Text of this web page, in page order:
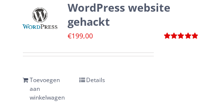
WordPress website
gehackt
€199,00
Toevoegen
aan
winkelwagen
Details